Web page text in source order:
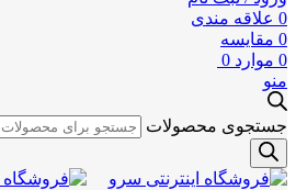
0 علاقه مندی
0 مقایسه
0 موارد 0
منو
جستجوی محصولات